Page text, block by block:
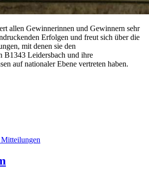
allen Gewinnerinnen und Gewinnern sehr
Erfolgen und freut sich über die
mit denen sie den
B1343 Leidersbach und ihre
auf nationaler Ebene vertreten haben.
Hausen